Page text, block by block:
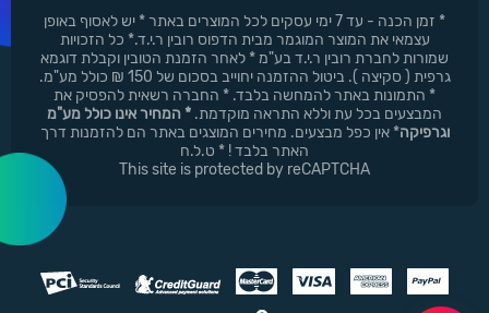
* זמן הכנה - עד 7 ימי עסקים לכל המוצרים באתר * יש לאסוף באופן
עצמאי את המוצר המוגמר מבית הדפוס רובין ר.י.ד.* כל הזכויות
שמורות לחברת רובין ר.י.ד בע"מ * לאחר הזמנת הטובין וקבלת דוגמא
גרפית ( סקיצה ). ביטול ההזמנה יחוייב בסכום של 150 ₪ כולל מע"מ.
* התמונות באתר להמחשה בלבד. * החברה רשאית להפסיק את
המבצעים בכל עת וללא התראה מוקדמת. * המחיר אינו כולל מע"מ
וגרפיקה* אין כפל מבצעים. מחירים המוצגים באתר הם להזמנות דרך
האתר בלבד ! * ט.ל.ח
This site is protected by reCAPTCHA